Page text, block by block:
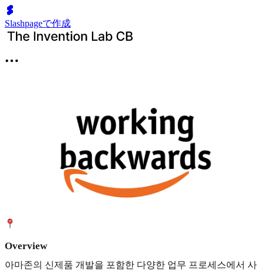
Slashpageで作成
Overview
아마존의 신제품 개발을 포함한 다양한 업무 프로세스에서 사